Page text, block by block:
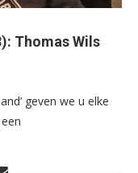
Thomas Wils
geven we u elke